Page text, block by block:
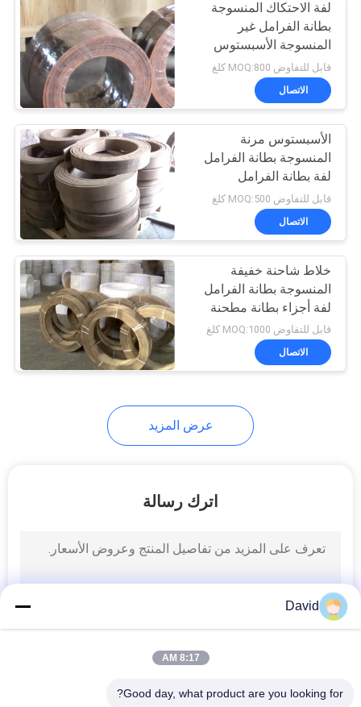
ورقة مواد الاحتكاك
8
بطانة حزام الفرامل
11
مواد احتكاك الفرامل
6
وسادات فرامل
السيارة
لفة الاحتكاك المنسوجة
بطانة الفرامل غير
المنسوجة الأسبستوس
استخدام بطانة الفرامل في
مطحنة السكر
قابل للتفاوض MOQ:800 كلغ
الاتصال
الأسبستوس مرنة
المنسوجة بطانة الفرامل
لفة بطانة الفرامل
المنسوجة الأرض مع
النحاس
قابل للتفاوض MOQ:500 كلغ
الاتصال
خلاط شاحنة خفيفة
المنسوجة بطانة الفرامل
لفة أجزاء بطانة مطحنة
السكر
قابل للتفاوض MOQ:1000 كلغ
الاتصال
عرض المزيد
اترك رسالة
David
8:17 AM
Good day, what product are you looking for?